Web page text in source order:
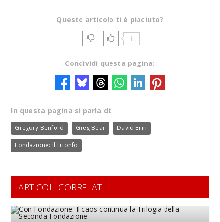
Questo articolo ti è piaciuto?
1
Condividi questa pagina:
In questa pagina si parla di:
Gregory Benford Greg Bear David Brin
Fondazione: Il Trionfo
ARTICOLI CORRELATI